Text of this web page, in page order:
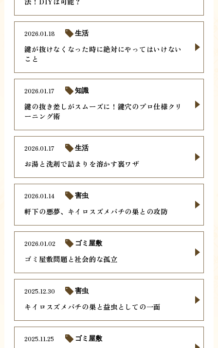
鍵が抜けなくなった時に絶対にやってはいけない
こと
2026.01.18 生活
鍵の抜き差しがスムーズに！鍵穴のプロ仕様クリ
ーニング術
2026.01.17 知識
お湯と洗剤で詰まりを溶かす裏ワザ
2026.01.17 生活
軒下の悪夢、キイロスズメバチの巣との攻防
2026.01.14 害虫
ゴミ屋敷問題と社会的な孤立
2026.01.02 ゴミ屋敷
キイロスズメバチの巣と益虫としての一面
2025.12.30 害虫
2025.11.25 ゴミ屋敷